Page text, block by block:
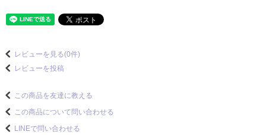
レビューを見る(0件)
レビューを投稿
この商品を友達に教える
この商品について問い合わせる
LINEで問い合わせる